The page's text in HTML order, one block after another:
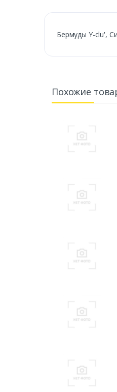
Бермуды Y-clu',
Похожие